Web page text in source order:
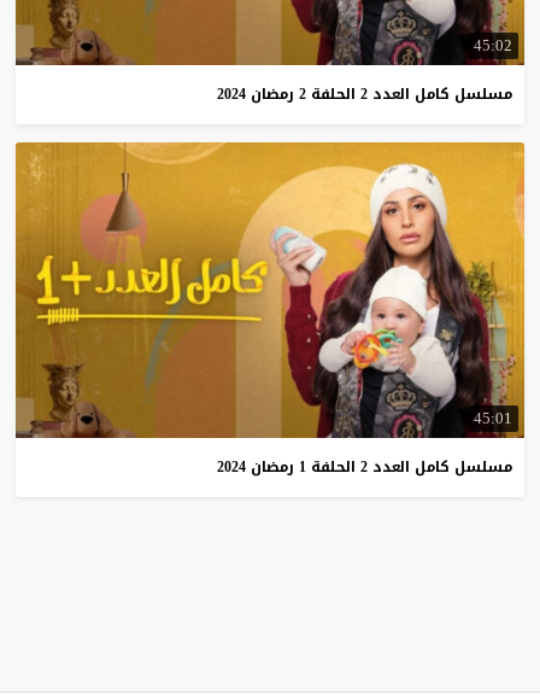
45:02
مسلسل كامل العدد 2 الحلفة 2 رمضان 2024
45:01
مسلسل كامل العدد 2 الحلفة 1 رمضان 2024